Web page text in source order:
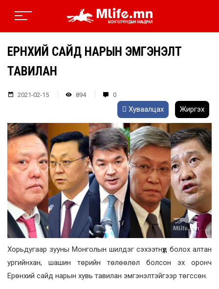
ЕРӨНХИЙ САЙД НАРЫН ЭМГЭНЭЛТ
ТАВИЛАН
2021-02-15 894 0
Хуваалцах Жиргэх
Хорьдугаар зууны Монголын шилдэг сэхээтнүүд болох алтан
ургийнхан, шашин төрийн төлөөлөл болсон эх оронч
Ерөнхий сайд нарын хувь тавилан эмгэнэлтэйгээр төгссөн.